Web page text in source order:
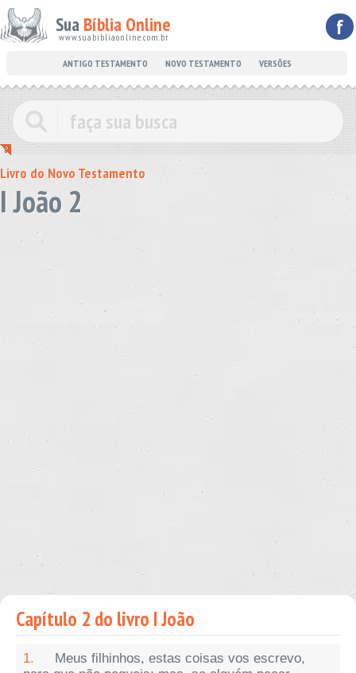
Sua Bíblia Online
www.suabibliaonline.com.br f
ANTIGO TESTAMENTO NOVO TESTAMENTO VERSÕES
Livro do Novo Testamento
I João 2
Capítulo 2 do livro I João
1.
Meus filhinhos, estas coisas vos escrevo,